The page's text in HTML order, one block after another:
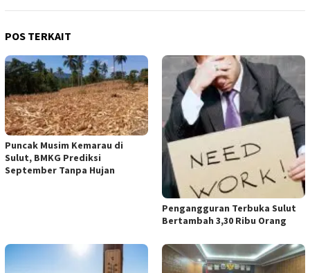
POS TERKAIT
Puncak Musim Kemarau di
Sulut, BMKG Prediksi
September Tanpa Hujan
Pengangguran Terbuka Sulut
Bertambah 3,30 Ribu Orang